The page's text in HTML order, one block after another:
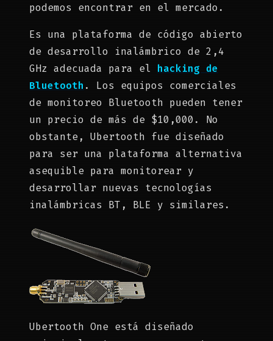
podemos encontrar en el mercado.
Es una plataforma de código abierto
de desarrollo inalámbrico de 2,4
GHz adecuada para el hacking de
Bluetooth . Los equipos comerciales
de monitoreo Bluetooth pueden tener
un precio de más de $10,000. No
obstante, Ubertooth fue diseñado
para ser una plataforma alternativa
asequible para monitorear y
desarrollar nuevas tecnologías
inalámbricas BT, BLE y similares.
Ubertooth One está diseñado